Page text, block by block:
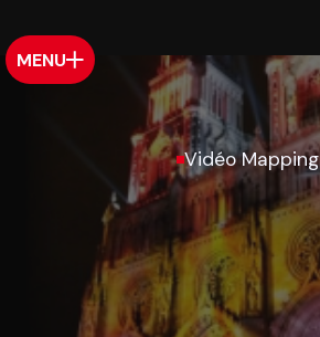
MENU
Vidéo Mapping